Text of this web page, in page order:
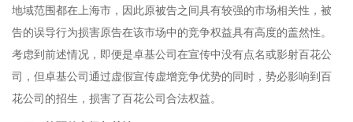
地域范围都在上海市，因此原被告之间具有较强的市场相关性，被
告的误导行为损害原告在该市场中的竞争权益具有高度的盖然性。
考虑到前述情况，即便是卓基公司在宣传中没有点名或影射百花公
司，但卓基公司通过虚假宣传虚增竞争优势的同时，势必影响到百
花公司的招生，损害了百花公司合法权益。